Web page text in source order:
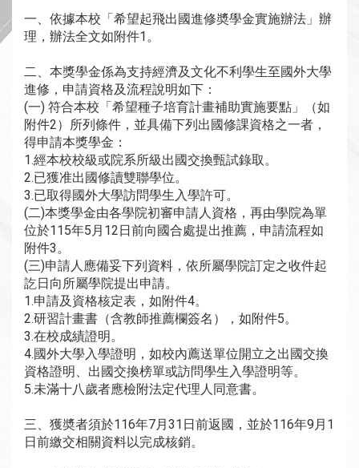
一、依據本校「希望起飛出國進修奬學金實施辦法」辦
理，辦法全文如附件1。
二、本獎學金係為支持經濟及文化不利學生至國外大學
進修，申請資格及流程說明如下：
(一) 符合本校「希望種子培育計畫補助實施要點」（如
附件2）所列條件，並具備下列出國修課資格之一者，
得申請本獎學金：
1.經本校校級或院系所級出國交換甄試錄取。
2.已獲准出國修讀雙聯學位。
3.已取得國外大學訪問學生入學許可。
(二)本獎學金由各學院初審申請人資格，再由學院為單
位於115年5月12日前向國合處提出推薦，申請流程如
附件3。
(三)申請人應備妥下列資料，依所屬學院訂定之收件起
訖日向所屬學院提出申請。
1.申請及資格核定表，如附件4。
2.研習計畫書（含教師推薦欄簽名），如附件5。
3.在校成績證明。
4.國外大學入學證明，如校內薦送單位開立之出國交換
資格證明、出國交換榜單或訪問學生入學證明等。
5.未滿十八歲者應檢附法定代理人同意書。
三、獲奬者須於116年7月31日前返國，並於116年9月1
日前繳交相關資料以完成核銷。